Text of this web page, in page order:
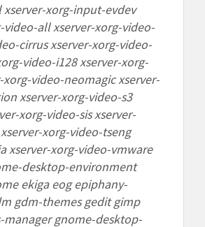
xorg-input-evdev
all xserver-xorg-video-
cirrus xserver-xorg-video-
video-i128 xserver-xorg-
video-neomagic xserver-
xserver-xorg-video-s3
xorg-video-sis xserver-
xorg-video-tseng
xserver-xorg-video-vmware
desktop-environment
ekiga eog epiphany-
gdm-themes gedit gimp
gnome-desktop-